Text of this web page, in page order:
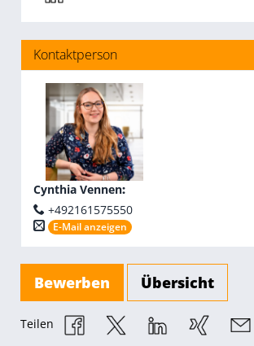
Kontaktperson
Cynthia Vennen:
+492161575550
E-Mail anzeigen
Bewerben Übersicht
Teilen